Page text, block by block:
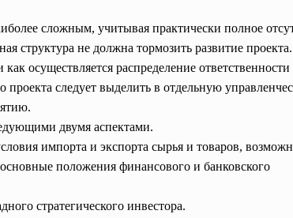
сложным, учитывая практически полное
структура не должна тормозить развитие проекта.
осуществляется распределение ответственности
следует выделить в отдельную
двумя аспектами.
импорта и экспорта сырья и товаров,
положения финансового и банковского
стратегического инвестора.